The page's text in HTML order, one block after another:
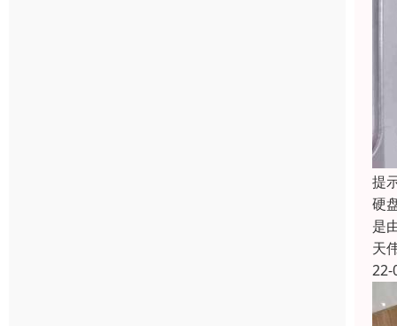
提
硬
是
天
22-